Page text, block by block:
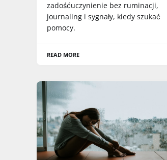
zadośćuczynienie bez ruminacji,
journaling i sygnały, kiedy szukać
pomocy.
READ MORE